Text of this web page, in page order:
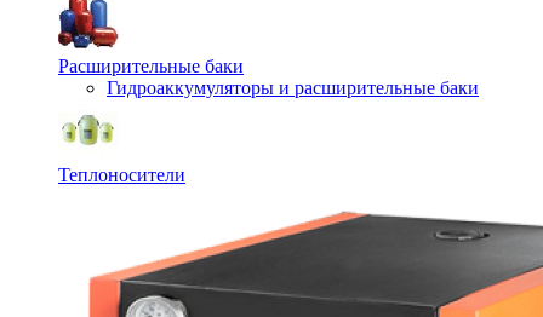
Расширительные баки
Гидроаккумуляторы и расширительные баки
Теплоносители